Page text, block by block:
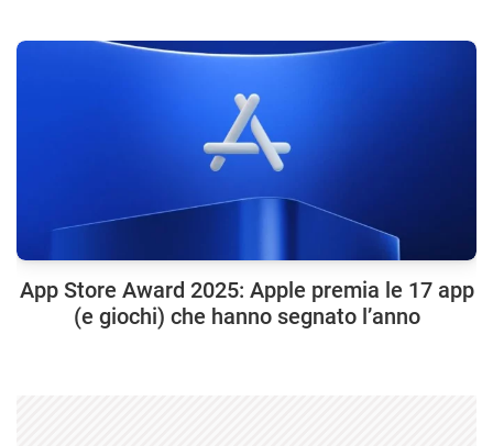
App Store Award 2025: Apple premia le 17 app
(e giochi) che hanno segnato l’anno